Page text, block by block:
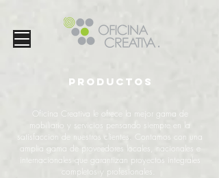
productos
Oficina Creativa le ofrece la mejor gama de
mobiliario y servicios pensando siempre en la
satisfaccion de nuestros clientes. Contamos con una
amplia gama de proveedores locales, nacionales e
internacionales que garantizan proyectos integrales
completos y profesionales.